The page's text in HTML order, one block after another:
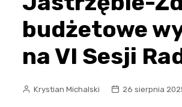
budżetowe
na VI Sesji
Krystian Michalski 26 sierpnia